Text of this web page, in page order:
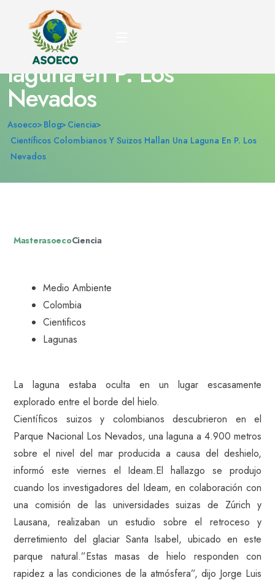
Científicos colombianos
y suizos hallan una
laguna en P. Los
Nevados
Asoeco Blog Ciencia
Científicos Colombianos Y Suizos Hallan Una Laguna En P. Los
Nevados
MasterasoecoCiencia
Medio Ambiente
Colombia
Cientificos
Lagunas
La laguna estaba oculta en un lugar escasamente
explorado entre el borde del hielo.
Científicos suizos y colombianos descubrieron en el
Parque Nacional Los Nevados, una laguna a 4.900 metros
sobre el nivel del mar producida a causa del deshielo,
informó este viernes el Ideam.El hallazgo se produjo
cuando los investigadores del Ideam, en colaboración con
una comisión de las universidades suizas de Zúrich y
Lausana, realizaban un estudio sobre el retroceso y
derretimiento del glaciar Santa Isabel, ubicado en este
parque natural.”Estas masas de hielo responden con
rapidez a las condiciones de la atmósfera”, dijo Jorge Luis